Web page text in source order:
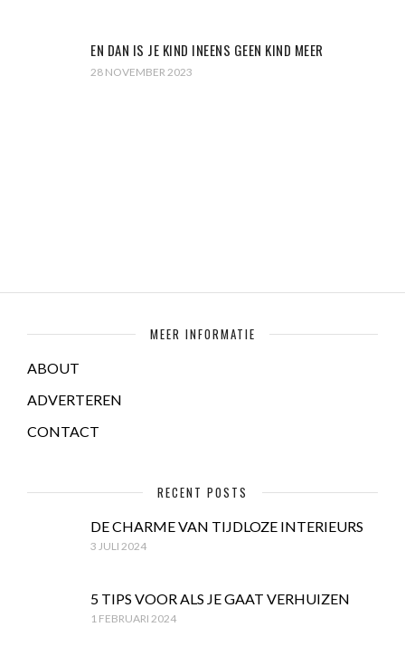
EN DAN IS JE KIND INEENS GEEN KIND MEER
28 NOVEMBER 2023
MEER INFORMATIE
ABOUT
ADVERTEREN
CONTACT
RECENT POSTS
DE CHARME VAN TIJDLOZE INTERIEURS
3 JULI 2024
5 TIPS VOOR ALS JE GAAT VERHUIZEN
1 FEBRUARI 2024